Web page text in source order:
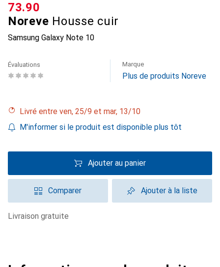
Noreve Housse cuir
Samsung Galaxy Note 10
CHF
73.90
Évaluations Marque
Plus de produits Noreve
Livré entre ven, 25/9 et mar, 13/10
M'informer si le produit est disponible plus tôt
Ajouter au panier
Comparer Ajouter à la liste
livraison gratuite